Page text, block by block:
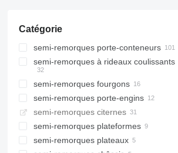
Catégorie
semi-remorques porte-conteneurs
semi-remorques à rideaux coulissants
semi-remorques fourgons
semi-remorques porte-engins
semi-remorques citernes
semi-remorques plateformes
semi-remorques plateaux